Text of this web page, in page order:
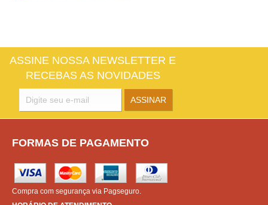
ASSINE NOSSA NEWSLETTER E
RECEBAS AS NOVIDADES
FORMAS DE PAGAMENTO
Compra com segurança via Pagseguro.